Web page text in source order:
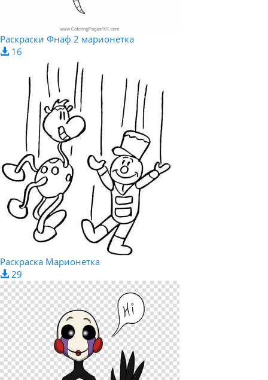
Раскраски Фнаф 2 марионетка
16
Раскраска Марионетка
29